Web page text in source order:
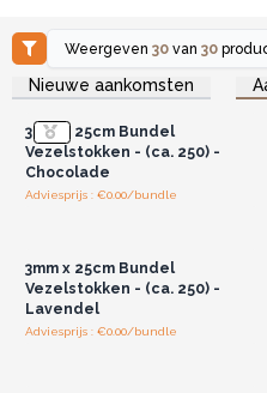
Onze Reed Diffusers worden
NB: De geurvloeistof kan de
vloeistof doorloopt. Het is
donkere vloeistoffen.
Rietverspreiders zijn een
een geweldig alternatief
vandaag nog.
Weergeven30 van30
Nieuwe aankomsten
Log in of registreer u voor
groothandelsprijzen.
3mm x 25cm Bundel
Vezelstokken - (ca. 250) -
Chocolade
Adviesprijs : €0.00/bundle
3mm x 25cm Bundel
Vezelstokken - (ca. 250) -
Lavendel
Adviesprijs : €0.00/bundle